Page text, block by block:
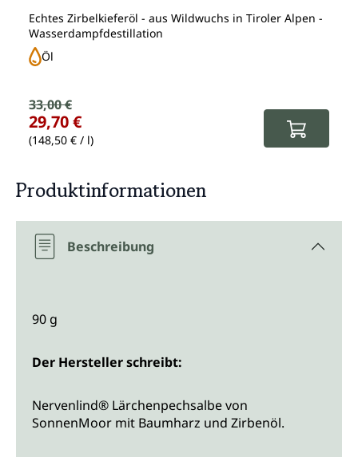
Echtes Zirbelkieferöl - aus Wildwuchs in Tiroler Alpen -
Wasserdampfdestillation
Öl
Verkaufspreis:
Regulärer Preis:
33,00 €
29,70 €
(148,50 € / l)
Produktinformationen
Beschreibung
90 g
Der Hersteller schreibt:
Nervenlind® Lärchenpechsalbe von
SonnenMoor mit Baumharz und Zirbenöl.